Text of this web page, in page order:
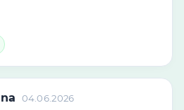
04.06.2026